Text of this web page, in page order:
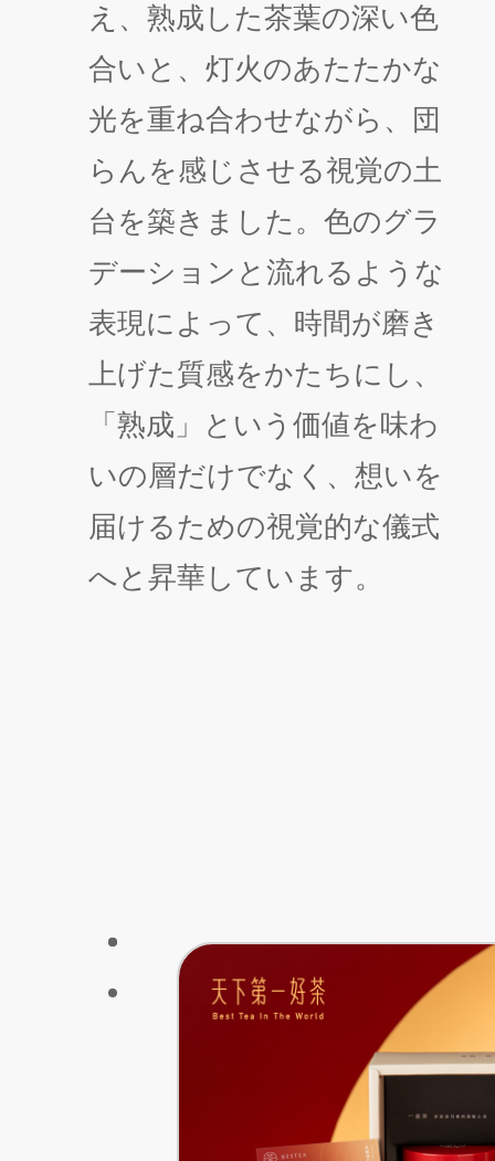
え、熟成した茶葉の深い色
合いと、灯火のあたたかな
光を重ね合わせながら、団
らんを感じさせる視覚の土
台を築きました。色のグラ
デーションと流れるような
表現によって、時間が磨き
上げた質感をかたちにし、
「熟成」という価値を味わ
いの層だけでなく、想いを
届けるための視覚的な儀式
へと昇華しています。